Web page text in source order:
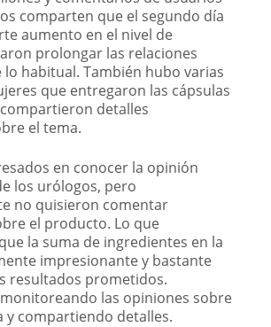
comparten que el segundo día
aumento en el nivel de
prolongar las relaciones
lo habitual. También hubo varias
que entregaron las cápsulas
detalles
el tema.
​​en conocer la opinión
los urólogos, pero
no quisieron comentar
el producto. Lo que
la suma de ingredientes en la
impresionante y bastante
resultados prometidos.
las opiniones sobre
y compartiendo detalles.